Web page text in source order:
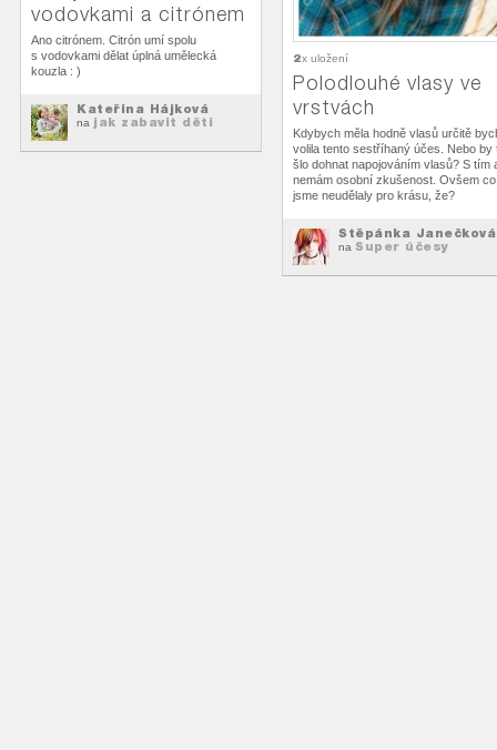
2x uložení
Polodlouhé vlasy ve
vrstvách
Kdybych měla hodně vlasů určitě
volila tento sestříhaný účes. Nebo by
šlo dohnat napojováním vlasů? S tím
nemám osobní zkušenost. Ovšem
jsme neudělaly pro krásu, že?
Štěpánka Janečková
na Super účesy
vodovkami a citrónem
Ano citrónem. Citrón umí spolu
s vodovkami dělat úplná umělecká
kouzla : )
Kateřina Hájková
na jak zabavit děti